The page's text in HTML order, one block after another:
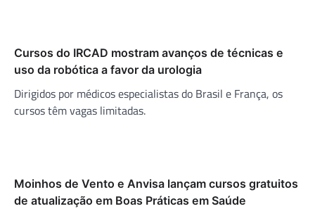
Cursos do IRCAD mostram avanços de técnicas e
uso da robótica a favor da urologia
Dirigidos por médicos especialistas do Brasil e França, os
cursos têm vagas limitadas.
Moinhos de Vento e Anvisa lançam cursos gratuitos
de atualização em Boas Práticas em Saúde